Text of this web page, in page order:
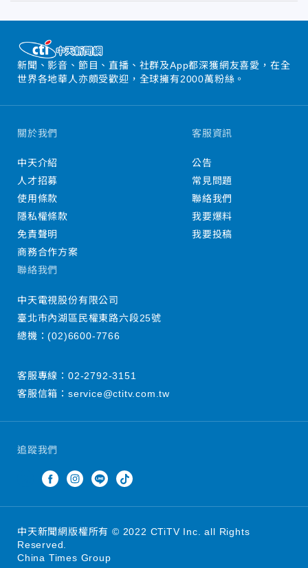
新聞、影音、節目、直播、社群及App都深獲網友喜愛，在全
世界各地華人亦頗受歡迎，全球擁有2000萬粉絲。
追蹤我們
關於我們
中天介紹
人才招募
使用條款
隱私權條款
免責聲明
商務合作方案
客服資訊
公告
常見問題
聯絡我們
我要爆料
我要投稿
聯絡我們
中天電視股份有限公司
臺北市內湖區民權東路六段25號
總機：(02)6600-7766
客服專線： 02-2792-3151
客服信箱： service@ctitv.com.tw
中天新聞網版權所有 © 2022 CTiTV Inc. all Rights
Reserved.
China Times Group